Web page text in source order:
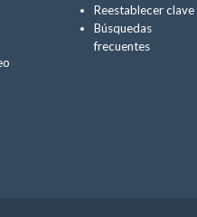
Reestablecer clave
Búsquedas
frecuentes